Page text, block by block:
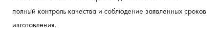
полный контроль качества и соблюдение заявленных сроков
изготовления.